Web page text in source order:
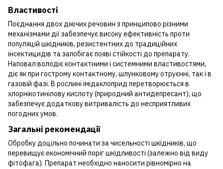
Властивості
Поєднання двох діючих речовин з принципово різними
механізмами дії забезпечує високу ефективність проти
популяцій шкідників, резистентних до традиційних
інсектицидів та запобігає появі стійкості до препарату.
Наповал володіє контактними і системними властивостями,
діє як при гострому контактному, шлунковому отруєнні, так і в
газовій фазі. В рослині імідаклоприд перетворюється в
хлорнікотинілову кислоту (природний антидепресант), що
забезпечує додаткову витривалість до несприятливих
погодних умов.
Загальні рекомендації
Обробку доцільно починати за чисельності шкідників, що
перевищує економічний поріг шкідливості (залежно від виду
фітофага). Препарат необхідно наносити рівномірно на